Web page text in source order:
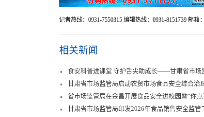
记者热线：0931-7550315 编辑热线：0931-8151739 邮箱
相关新闻
食安科普进课堂 守护舌尖助成长——甘肃省市场
甘肃省市场监管局启动农贸市场食品安全综合治
省市场监管局在金昌开展食品安全进校园暨“你
甘肃省市场监管局印发2026年食品销售安全监管